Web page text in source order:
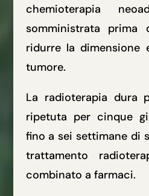
chemioterapia
somministrata prima
ridurre la dimensione
tumore.
La radioterapia dura
ripetuta per cinque
fino a sei settimane di
trattamento
combinato a farmaci.